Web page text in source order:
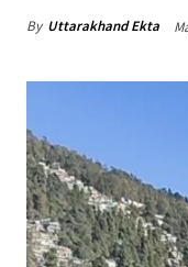
By Uttarakhand Ekta